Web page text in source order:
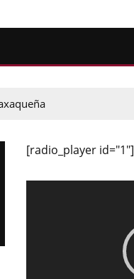
[radio_player id="1"]